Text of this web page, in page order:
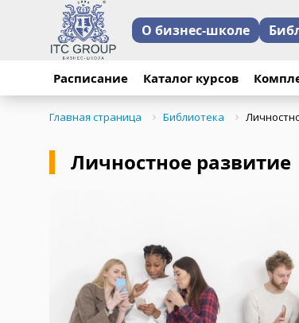
О бизнес-школе
Расписание Каталог курсов
Главная страница Библиотека
Личностное развитие